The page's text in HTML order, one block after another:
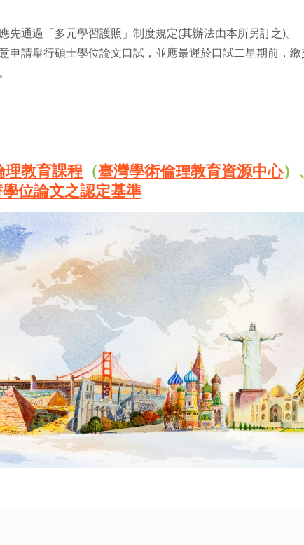
通過「多元學習護照」制度規定(其辦法由本所另訂之)。
請舉行碩士學位論文口試，並應最遲於口試二星期前，繳
理教育課程 （臺灣學術倫理教育資源中心）
位論文之認定基準